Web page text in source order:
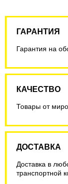
ГАРАНТИЯ
Гарантия на
КАЧЕСТВО
Товары от
ДОСТАВКА
Доставка в
транспортной